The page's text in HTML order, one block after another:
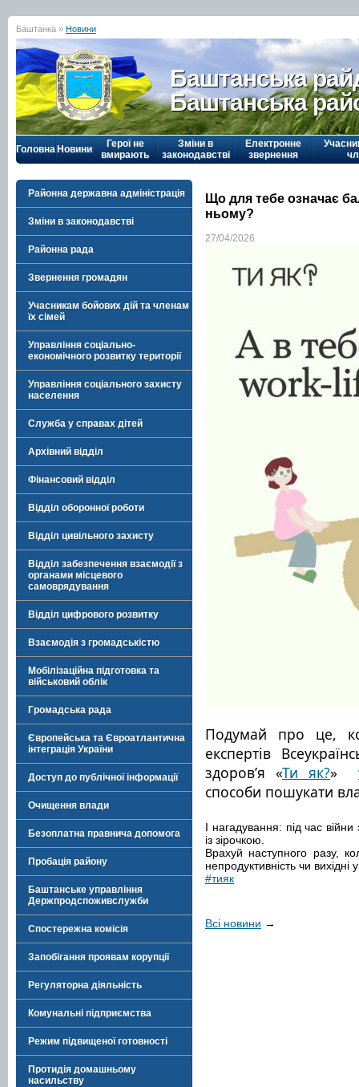
Баштанка » Новини
Баштанська
Баштанська
Головна Новини
Герої не
вмирають
Зміни в
законодавстві
Електронне
звернення
Районна державна адміністрація
Зміни в законодавстві
Районна рада
Звернення громадян
Учасникам бойових дій та членам
їх сімей
Управління соціально-
економічного розвитку території
Управління соціального захисту
населення
Служба у справах дітей
Архівний відділ
Фінансовий відділ
Відділ оборонної роботи
Відділ цивільного захисту
Відділ забезпечення взаємодії з
органами місцевого
самоврядування
Відділ цифрового розвитку
Взаємодія з громадськістю
Мобілізаційна підготовка та
військовий облік
Громадська рада
Європейська та Євроатлантична
інтеграція України
Доступ до публічної інформації
Очищення влади
Безоплатна правнича допомога
Пробація району
Баштанське управління
Держпродспоживслужби
Спостережна комісія
Запобігання проявам корупції
Регуляторна діяльність
Комунальні підприємства
Режим підвищеної готовності
Протидія домашньому
насильству
Що для тебе означає
ньому?
27/04/2026
Подумай про це,
експертів
здоров’я «Ти як?»
способи пошукати
І нагадування: під час
із зірочкою.
Врахуй наступного разу,
непродуктивність чи вихідні
#тияк
Всі новини →